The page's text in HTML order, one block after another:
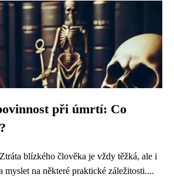
při úmrtí: Co
blízkého člověka je vždy těžká, ale i
myslet na některé praktické záležitosti....